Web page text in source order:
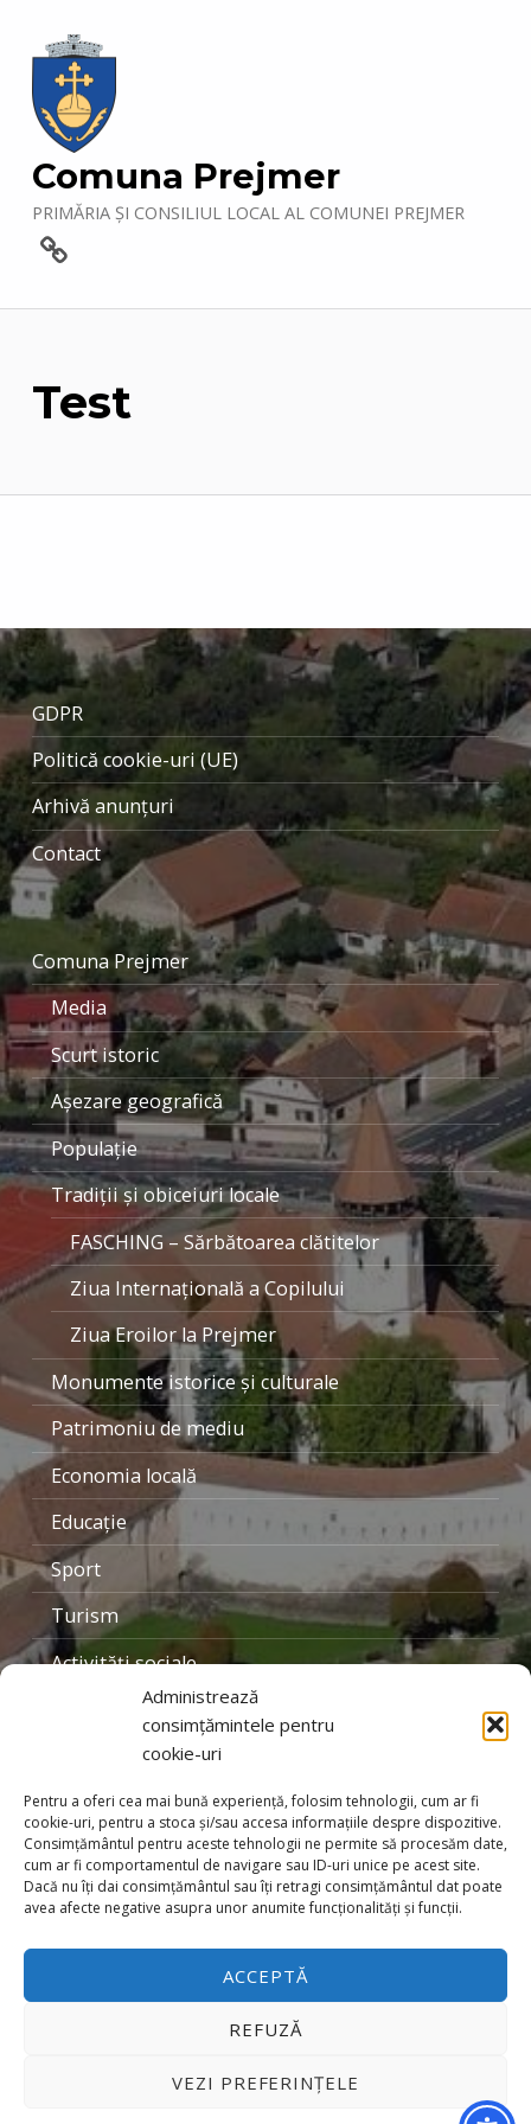
Administrează
consimțămintele pentru
cookie-uri
Pentru a oferi cea mai bună experiență, folosim tehnologii, cum ar fi
cookie-uri, pentru a stoca și/sau accesa informațiile despre dispozitive.
Consimțământul pentru aceste tehnologii ne permite să procesăm date,
cum ar fi comportamentul de navigare sau ID-uri unice pe acest site.
Dacă nu îți dai consimțământul sau îți retragi consimțământul dat poate
avea afecte negative asupra unor anumite funcționalități și funcții.
ACCEPTĂ
REFUZĂ
VEZI PREFERINȚELE
Comuna Prejmer
PRIMĂRIA ȘI CONSILIUL LOCAL AL COMUNEI PREJMER
Contact
Test
GDPR
Politică cookie-uri (UE)
Arhivă anunțuri
Contact
Comuna Prejmer
Media
Scurt istoric
Aşezare geografică
Populaţie
Tradiţii şi obiceiuri locale
FASCHING – Sărbătoarea clătitelor
Ziua Internaţională a Copilului
Ziua Eroilor la Prejmer
Monumente istorice şi culturale
Patrimoniu de mediu
Economia locală
Educaţie
Sport
Turism
Activităţi sociale
Personalităţi locale
Organizaţii
Galerie foto
2026 - Unitatea Administrativ Teritorială Prejmer